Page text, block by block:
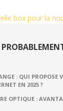
box pour la
: QUI PROPOSE
EN 2025 ?
OPTIQUE :